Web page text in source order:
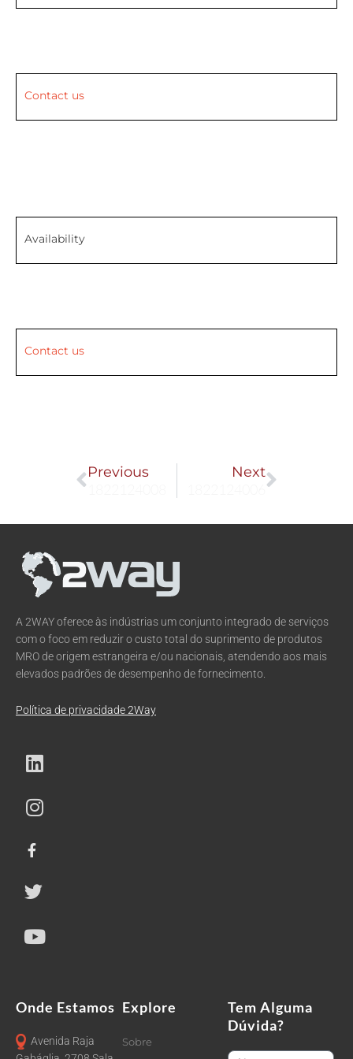
Contact us
Availability
Contact us
Prev
Previous
NextNext
A 2WAY oferece às indústrias um conjunto integrado de serviços
com o foco em reduzir o custo total do suprimento de produtos
MRO de origem estrangeira e/ou nacionais, atendendo aos mais
elevados padrões de desempenho de fornecimento.
Política de privacidade 2Way
Onde Estamos
Avenida Raja
Explore
Sobre
Tem Alguma
Dúvida?